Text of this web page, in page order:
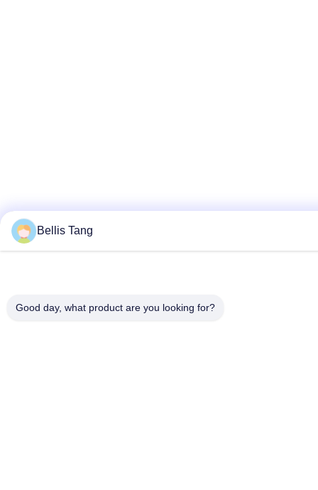
Bellis Tang
Good day, what product are you looking for?